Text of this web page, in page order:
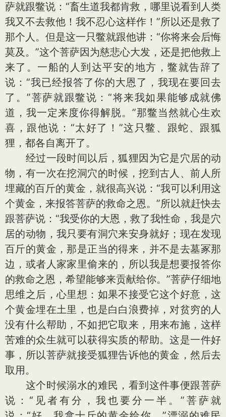
萨就跟鳖说：“畜生道我都肯救，哪里说看到人类
我又不去救他！我不忍心这样作！”所以还是救了
那个人。但是这一只鳖就跟他讲：“你将来会后悔
莫及。”这个菩萨因为慈悲心大发，还是把他救上
来了。一船的人到达平安的地方，鳖就告辞了
说：“我已经报答了你的大恩了，我现在要回去
了。”菩萨就跟鳖说：“将来我如果能够成就佛
道，我一定来度你得解脱。”那鳖当然就心生欢
喜，跟他说：“太好了！”这只鳖、跟蛇、跟狐
狸，都各自离开了。
经过一段时间以后，狐狸因为它是穴居的动
物，有一次在挖洞穴的时候，挖到古人、前人所
埋藏的百斤的黄金，就很高兴说：“我可以利用这
个黄金，来报答菩萨的救命之恩。”所以就赶快去
跟菩萨说：“我受你的大恩，救了我性命，我是穴
居的动物，我只要有洞穴来安身就好；现在发现
百斤的黄金，那是正当的得来，并不是去墓冢那
边，或者人家家里偷来的，所以我是想要报答你
的救命之恩，希望能够来贡献给你。”菩萨仔细地
思维之后，心里想：如果不接受它这个好意，这
个黄金埋在土里，也是白白浪费掉，对贫穷的人
没有什么帮助，不如把它取来，用来布施，这样
苦难的众生就可以获得实质的帮助。这是一件好
事，所以菩萨就接受狐狸告诉他的黄金，然后去
取用。
这个时候溺水的难民，看到这件事便跟菩萨
说：“见者有分，我也要分一半。”菩萨就